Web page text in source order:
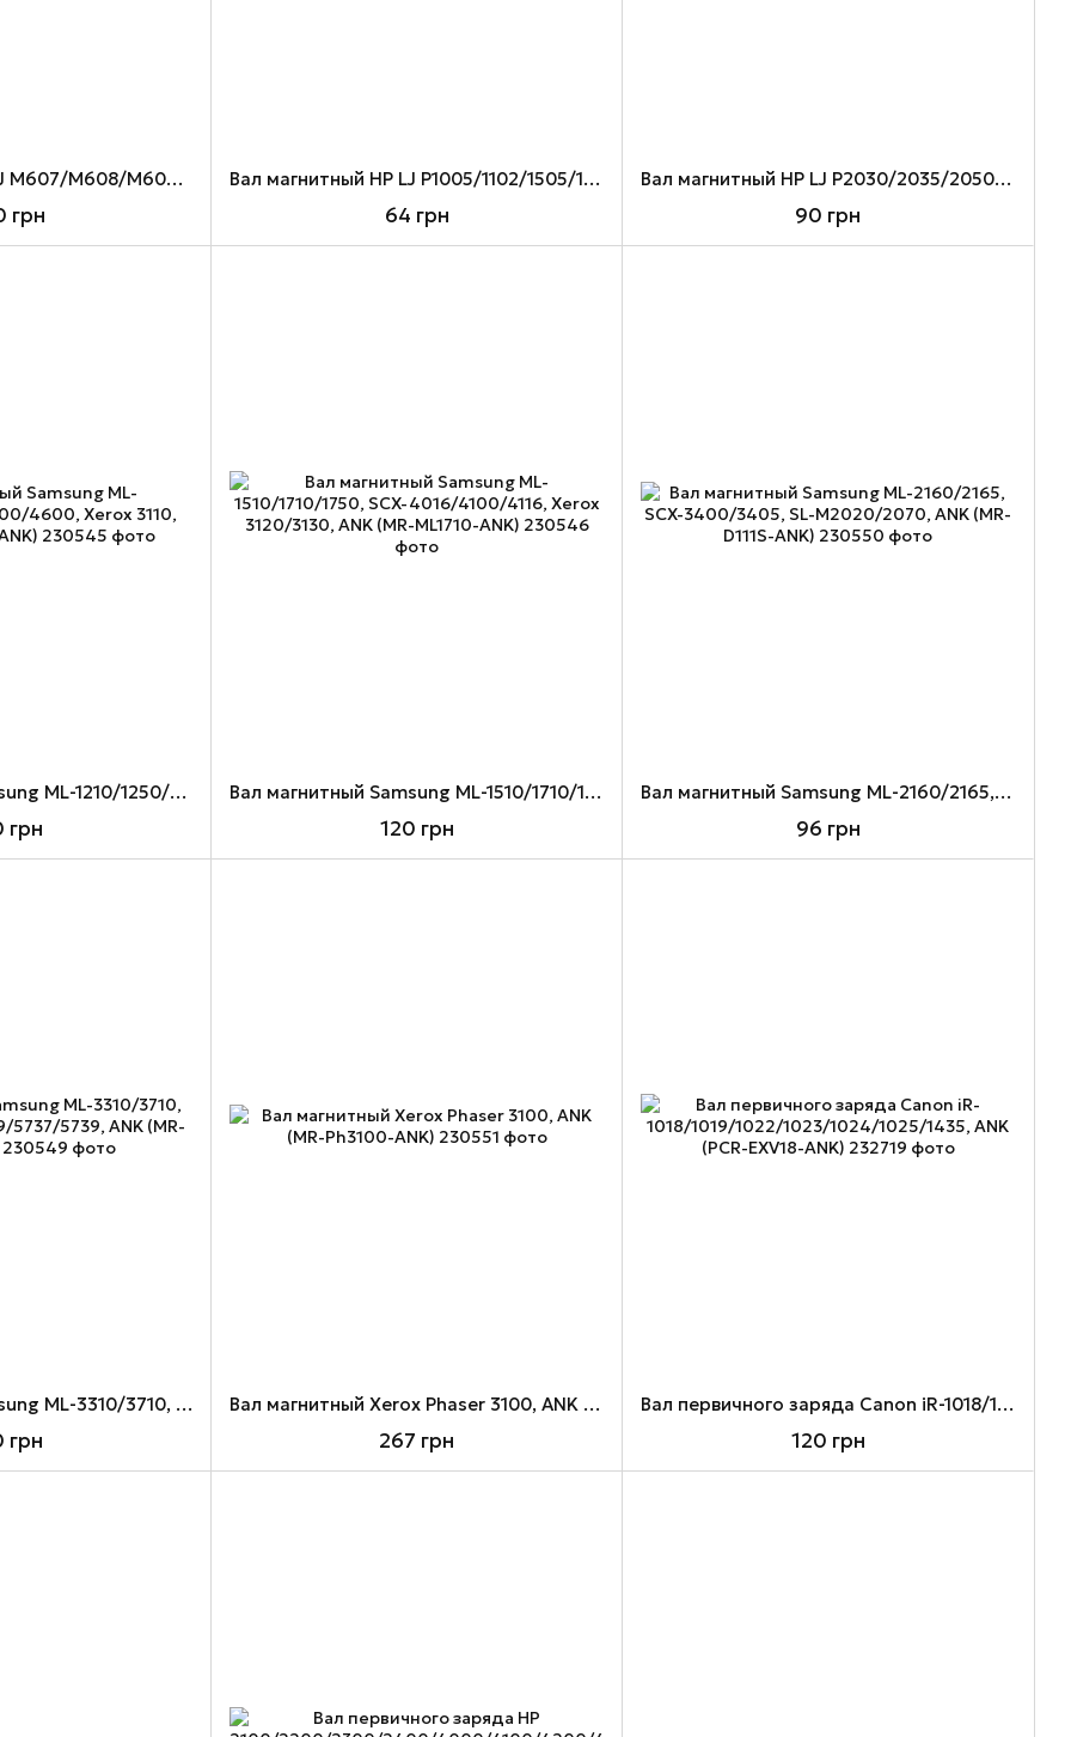
Вал магнитный HP LJ M607/M608/M609/M631/M632/M633, ANK, в сборе (MR-CF2376A-ANK)
грн
Вал магнитный HP LJ P1005/1102/1505/1606, M1120/1522, Canon 712/713/725/728, ANK (MR-CE285A-ANK)
64 грн
Вал магнитный HP LJ P2030/2035/2050/2055, ANK, в сборе (MR-CE505A-ANK)
90 грн
Вал магнитный Samsung ML-1210/1250/1430/4500/4600, Xerox 3110, ANK (MR-ML1210-ANK)
грн
Вал магнитный Samsung ML-1510/1710/1750, SCX-4016/4100/4116, Xerox 3120/3130, ANK (MR-ML1710-ANK)
120 грн
Вал магнитный Samsung ML-2160/2165, SCX-3400/3405, SL-M2020/2070, ANK (MR-D111S-ANK)
96 грн
Вал магнитный Samsung ML-3310/3710, SCX-4835/5637/5639/5737/5739, ANK (MR-D205S-ANK)
грн
Вал магнитный Xerox Phaser 3100, ANK (MR-Ph3100-ANK)
267 грн
Вал первичного заряда Canon iR-1018/1019/1022/1023/1024/1025/1435, ANK (PCR-EXV18-ANK)
120 грн